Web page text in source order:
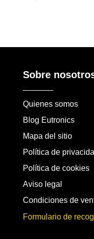
Sobre
Quienes somos
Blog Eutronics
Mapa del sitio
Política de
Política de cookies
Aviso legal
Condiciones de
Formulario de